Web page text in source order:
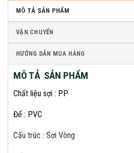
MÔ TẢ SẢN PHẨM
VẬN CHUYỂN
HƯỚNG DẪN MUA HÀNG
MÔ TẢ SẢN PHẨM
Chất liệu sợi : PP
Đế : PVC
Cấu trúc : Sợi Vòng